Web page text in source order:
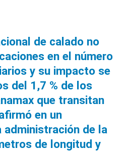
de calado no
en el número
y su impacto se
del 1,7 % de los
que transitan
en un
administración de la
de longitud y